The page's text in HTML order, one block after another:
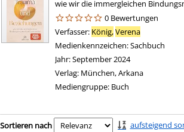
wie wir die immergleichen
0 Bewertungen
Verfasser: König,Verena
Medienkennzeichen:Sachbuch
Jahr:September 2024
Verlag: München, Arkana
Mediengruppe: Buch
Zu den Suchfiltern springen
Sortieren nach aufsteigend